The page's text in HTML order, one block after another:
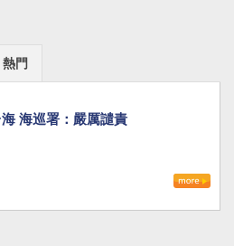
熱門
海巡署：嚴厲譴責